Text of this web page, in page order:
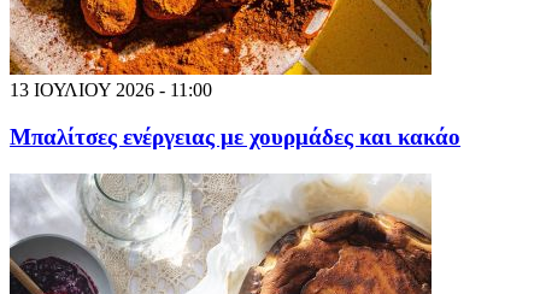
13 ΙΟΥΛΙΟΥ 2026 - 11:00
Μπαλίτσες ενέργειας με χουρμάδες και κακάο